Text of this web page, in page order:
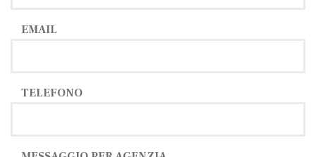
EMAIL
TELEFONO